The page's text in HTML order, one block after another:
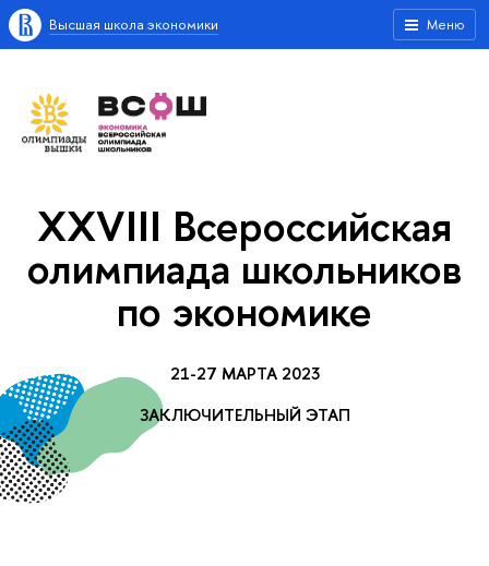
Меню
Высшая школа экономики
XXVIII Всероссийская
олимпиада школьников
по экономике
21-27 МАРТА 2023
ЗАКЛЮЧИТЕЛЬНЫЙ ЭТАП